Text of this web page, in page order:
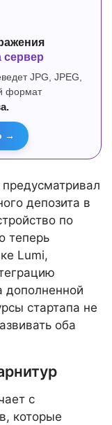
сервер
JPG, JPEG,
формат
→
депозита в
по
теперь
Lumi,
дополненной
стартапа не
оба
с
которые